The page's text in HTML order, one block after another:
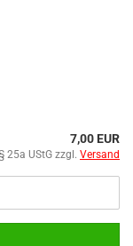
7,00 EUR
25a UStG zzgl. Versand